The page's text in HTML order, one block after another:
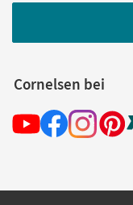
Cornelsen bei